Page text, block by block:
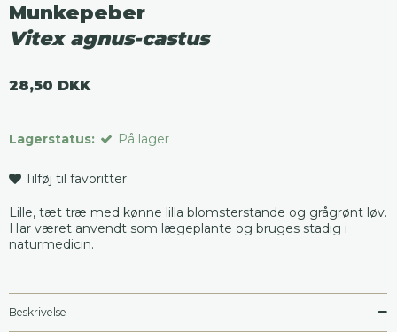
Munkepeber
Vitex agnus-castus
28,50 DKK
Lagerstatus: På lager
Tilføj til favoritter
Lille, tæt træ med kønne lilla blomsterstande og grågrønt løv.
Har været anvendt som lægeplante og bruges stadig i
naturmedicin.
Beskrivelse